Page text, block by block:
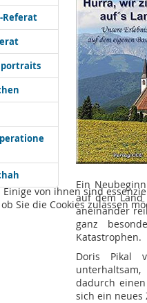
Referat
Ein
auf dem Land
aneinander
ganz
Katastrophen.
Doris Pikal
dadurch
sich ein neues
von ihnen sind
Sie die Cookies zulassen